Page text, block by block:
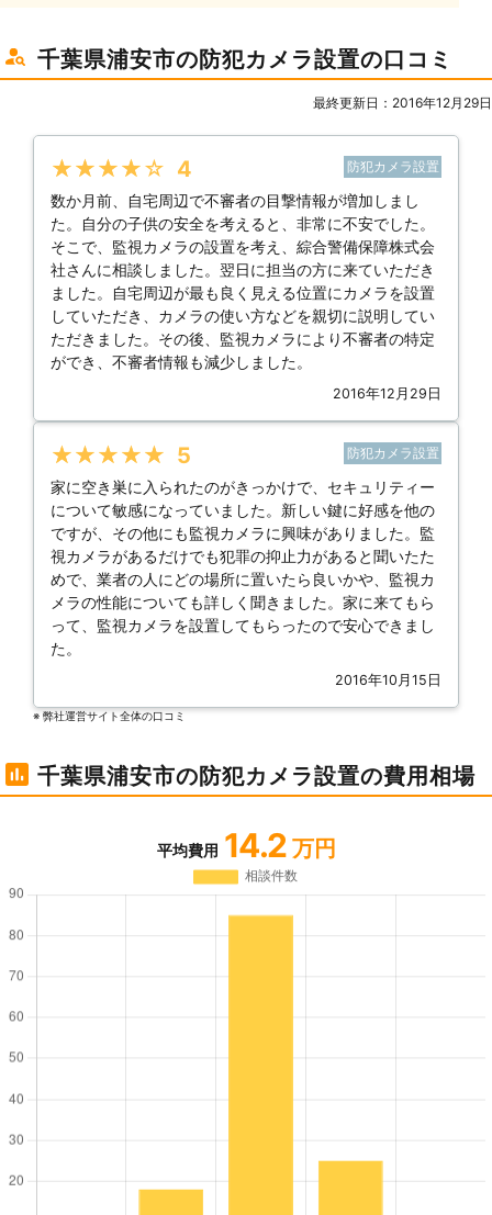
千葉県浦安市の防犯カメラ設置の口コミ
最終更新日：2016年12月29日
★★★★★ 4 防犯カメラ設置
数か月前、自宅周辺で不審者の目撃情報が増加しまし
た。自分の子供の安全を考えると、非常に不安でした。
そこで、監視カメラの設置を考え、綜合警備保障株式会
社さんに相談しました。翌日に担当の方に来ていただき
ました。自宅周辺が最も良く見える位置にカメラを設置
していただき、カメラの使い方などを親切に説明してい
ただきました。その後、監視カメラにより不審者の特定
ができ、不審者情報も減少しました。
2016年12月29日
★★★★★ 5 防犯カメラ設置
家に空き巣に入られたのがきっかけで、セキュリティー
について敏感になっていました。新しい鍵に好感を他の
ですが、その他にも監視カメラに興味がありました。監
視カメラがあるだけでも犯罪の抑止力があると聞いたた
めで、業者の人にどの場所に置いたら良いかや、監視カ
メラの性能についても詳しく聞きました。家に来てもら
って、監視カメラを設置してもらったので安心できまし
た。
2016年10月15日
※ 弊社運営サイト全体の⼝コミ
千葉県浦安市の防犯カメラ設置の費用相場
平均費用 14.2 万円